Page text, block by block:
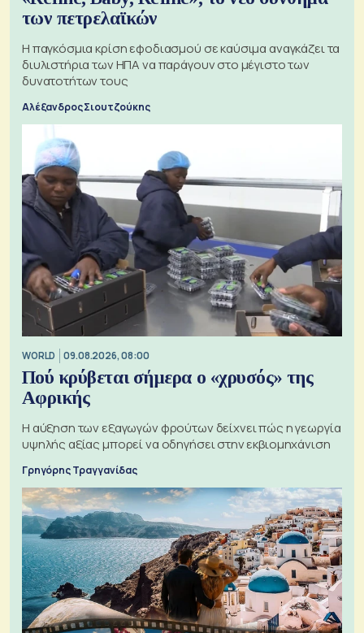
των πετρελαϊκών
Η παγκόσμια κρίση εφοδιασμού σε καύσιμα αναγκάζει τα
διυλιστήρια των ΗΠΑ να παράγουν στο μέγιστο των
δυνατοτήτων τους
Αλέξανδρος Σιουτζούκης
WORLD 09.08.2026, 08:00
Πού κρύβεται σήμερα ο «χρυσός» της
Αφρικής
Η αύξηση των εξαγωγών φρούτων δείχνει πώς η γεωργία
υψηλής αξίας μπορεί να οδηγήσει στην εκβιομηχάνιση
Γρηγόρης Τραγγανίδας